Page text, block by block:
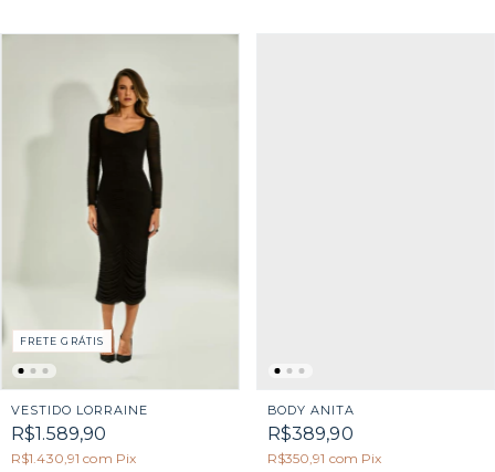
FRETE GRÁTIS
VESTIDO LORRAINE
R$1.589,90
R$1.430,91com Pix
BODY ANITA
R$389,90
R$350,91 com Pix